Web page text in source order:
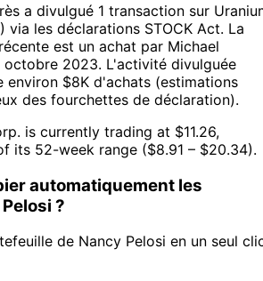
a divulgué 1 transaction sur
via les déclarations STOCK Act. La
est un achat par Michael
octobre 2023. L'activité divulguée
environ $8K d'achats (estimations
des fourchettes de déclaration).
is currently trading at $11.26,
its 52-week range ($8.91 – $20.34).
automatiquement les
?
de Nancy Pelosi en un seul